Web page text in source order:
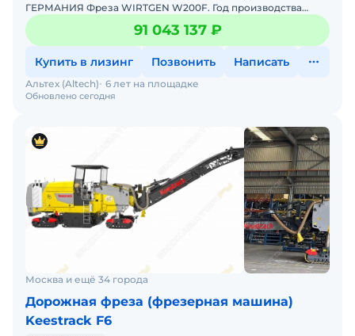
ГЕРМАНИЯ Фреза WIRTGEN W200F. Год производства
2026.Фреза в наличии.По запросу вышлем полное
описание.Возможно оформление
91 043 137 ₽
Купить в лизинг Позвонить Написать
Обновлено сегодня
Альтех (Altech) 6 лет на площадке
Москва и ещё 34 города
Дорожная фреза (фрезерная машина)
Keestrack F6